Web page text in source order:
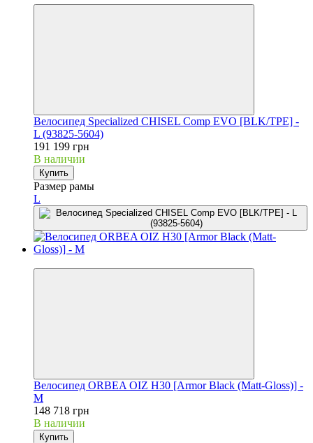
Велосипед Specialized CHISEL Comp EVO [BLK/TPE] -
L (93825-5604)
191 199 грн
В наличии
Купить
Размер рамы
L
Велосипед ORBEA OIZ H30 [Armor Black (Matt-Gloss)] -
M
148 718 грн
В наличии
Купить